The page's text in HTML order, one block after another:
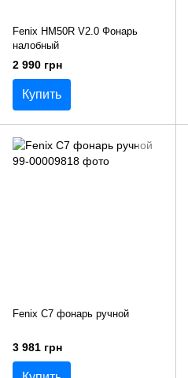
Fenix HM50R V2.0 Фонарь
налобный
2 990 грн
Купить
Fenix C7 фонарь ручной
3 981 грн